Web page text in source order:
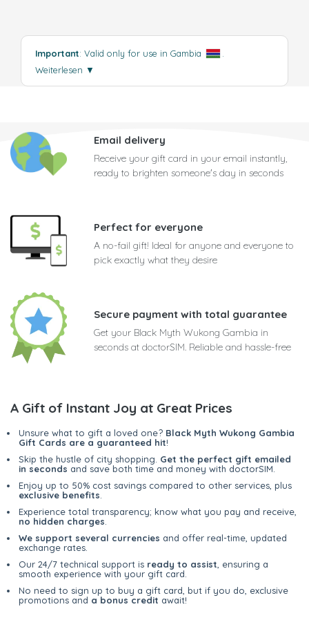
Important: Valid only for use in Gambia
.
Weiterlesen ▼
Email delivery
Receive your gift card in your email instantly,
ready to brighten someone's day in seconds
Perfect for everyone
A no-fail gift! Ideal for anyone and everyone to
pick exactly what they desire
Secure payment with total guarantee
Get your Black Myth Wukong Gambia in
seconds at doctorSIM. Reliable and hassle-free
A Gift of Instant Joy at Great Prices
Unsure what to gift a loved one? Black Myth Wukong Gambia
Gift Cards are a guaranteed hit!
Skip the hustle of city shopping. Get the perfect gift emailed
in seconds and save both time and money with doctorSIM.
Enjoy up to 50% cost savings compared to other services, plus
exclusive benefits.
Experience total transparency; know what you pay and receive,
no hidden charges.
We support several currencies and offer real-time, updated
exchange rates.
Our 24/7 technical support is ready to assist, ensuring a
smooth experience with your gift card.
No need to sign up to buy a gift card, but if you do, exclusive
promotions and a bonus credit await!